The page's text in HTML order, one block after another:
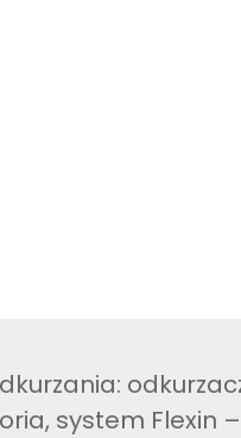
system Flexin